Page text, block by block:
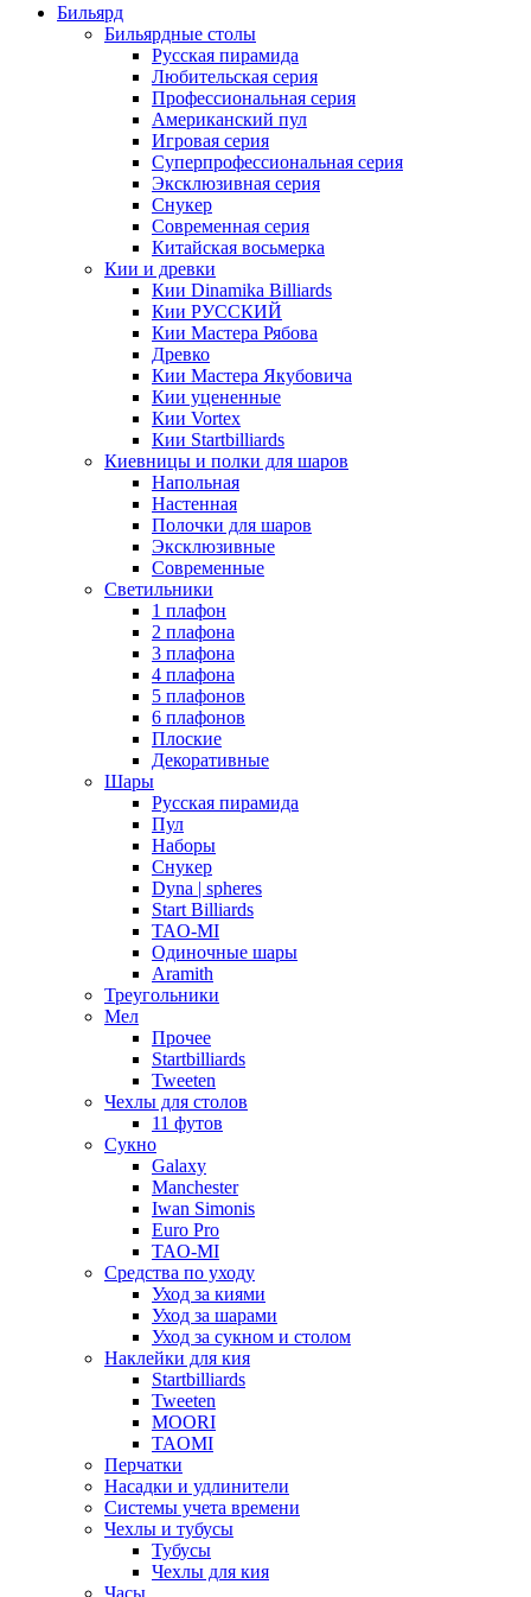
Бильярд
Бильярдные столы
Русская пирамида
Любительская серия
Профессиональная серия
Американский пул
Игровая серия
Суперпрофессиональная серия
Эксклюзивная серия
Снукер
Современная серия
Китайская восьмерка
Кии и древки
Кии Dinamika Billiards
Кии РУССКИЙ
Кии Мастера Рябова
Древко
Кии Мастера Якубовича
Кии уцененные
Кии Vortex
Кии Startbilliards
Киевницы и полки для шаров
Напольная
Настенная
Полочки для шаров
Эксклюзивные
Современные
Светильники
1 плафон
2 плафона
3 плафона
4 плафона
5 плафонов
6 плафонов
Плоские
Декоративные
Шары
Русская пирамида
Пул
Наборы
Снукер
Dyna | spheres
Start Billiards
TAO-MI
Одиночные шары
Aramith
Треугольники
Мел
Прочее
Startbilliards
Tweeten
Чехлы для столов
11 футов
Сукно
Galaxy
Manchester
Iwan Simonis
Euro Pro
TAO-MI
Средства по уходу
Уход за киями
Уход за шарами
Уход за сукном и столом
Наклейки для кия
Startbilliards
Tweeten
MOORI
TAOMI
Перчатки
Насадки и удлинители
Системы учета времени
Чехлы и тубусы
Тубусы
Чехлы для кия
Часы